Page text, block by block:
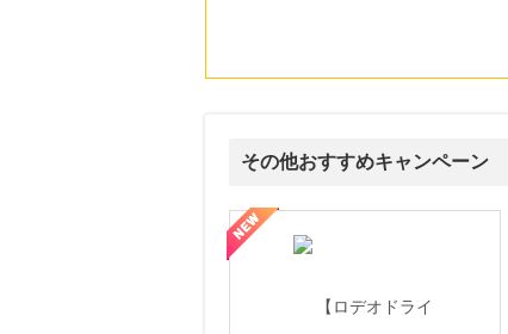
その他おすすめキャンペーン
くをテーマにした商品で女性の美を応援しています
【ITトレンドMoney】相談プロモーション